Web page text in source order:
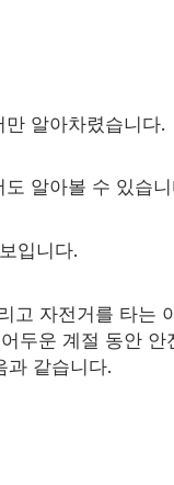
알아차렸습니다.
알아볼 수 있습니
입니다.
고 자전거를 타는
두운 계절 동안
과 같습니다.